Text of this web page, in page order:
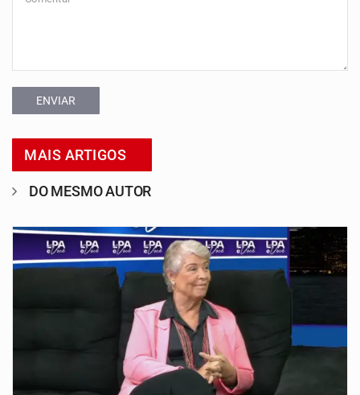
ENVIAR
MAIS ARTIGOS
DO MESMO AUTOR